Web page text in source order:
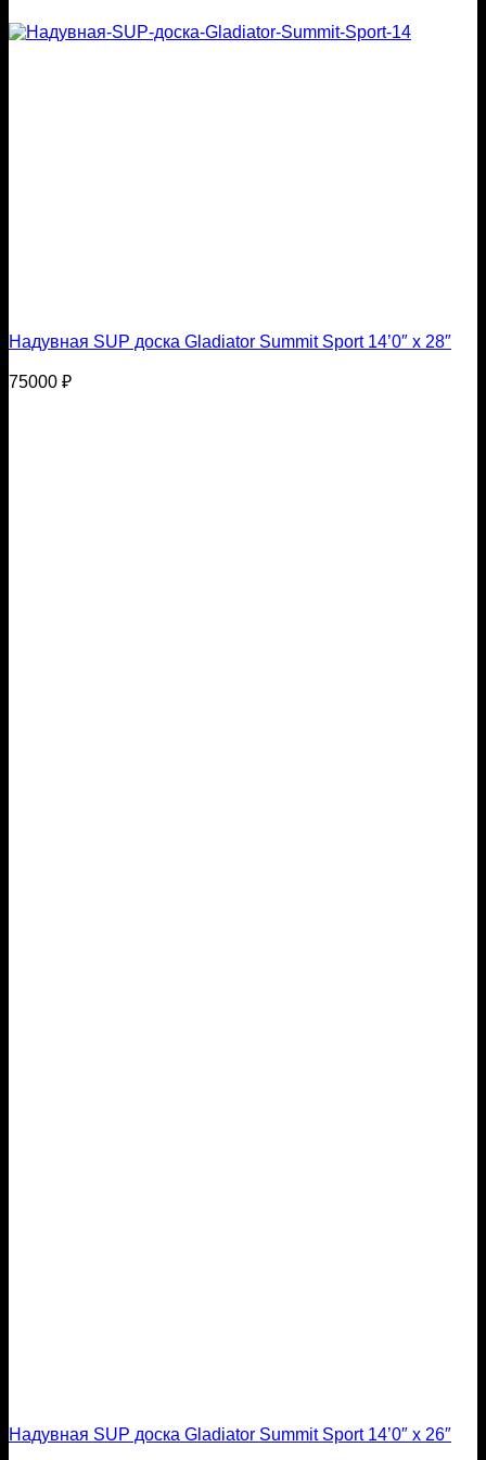
Надувная SUP доска Gladiator Summit Sport 14’0″ x 28″
75000 ₽
Надувная SUP доска Gladiator Summit Sport 14’0″ x 26″